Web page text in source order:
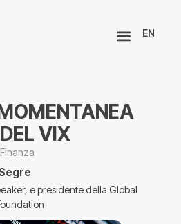
EN
VIX
e presidente della Global